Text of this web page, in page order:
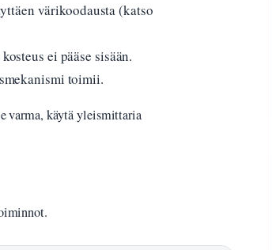
värikoodausta (katso
ei pääse sisään.
toimii.
varma, käytä yleismittaria